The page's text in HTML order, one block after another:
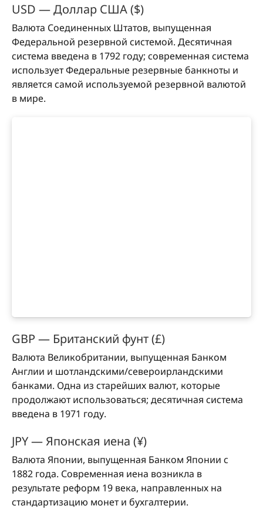
USD — Доллар США ($)
Валюта Соединенных Штатов, выпущенная
Федеральной резервной системой. Десятичная
система введена в 1792 году; современная система
использует Федеральные резервные банкноты и
является самой используемой резервной валютой
в мире.
GBP — Британский фунт (£)
Валюта Великобритании, выпущенная Банком
Англии и шотландскими/североирландскими
банками. Одна из старейших валют, которые
продолжают использоваться; десятичная система
введена в 1971 году.
JPY — Японская иена (¥)
Валюта Японии, выпущенная Банком Японии с
1882 года. Современная иена возникла в
результате реформ 19 века, направленных на
стандартизацию монет и бухгалтерии.